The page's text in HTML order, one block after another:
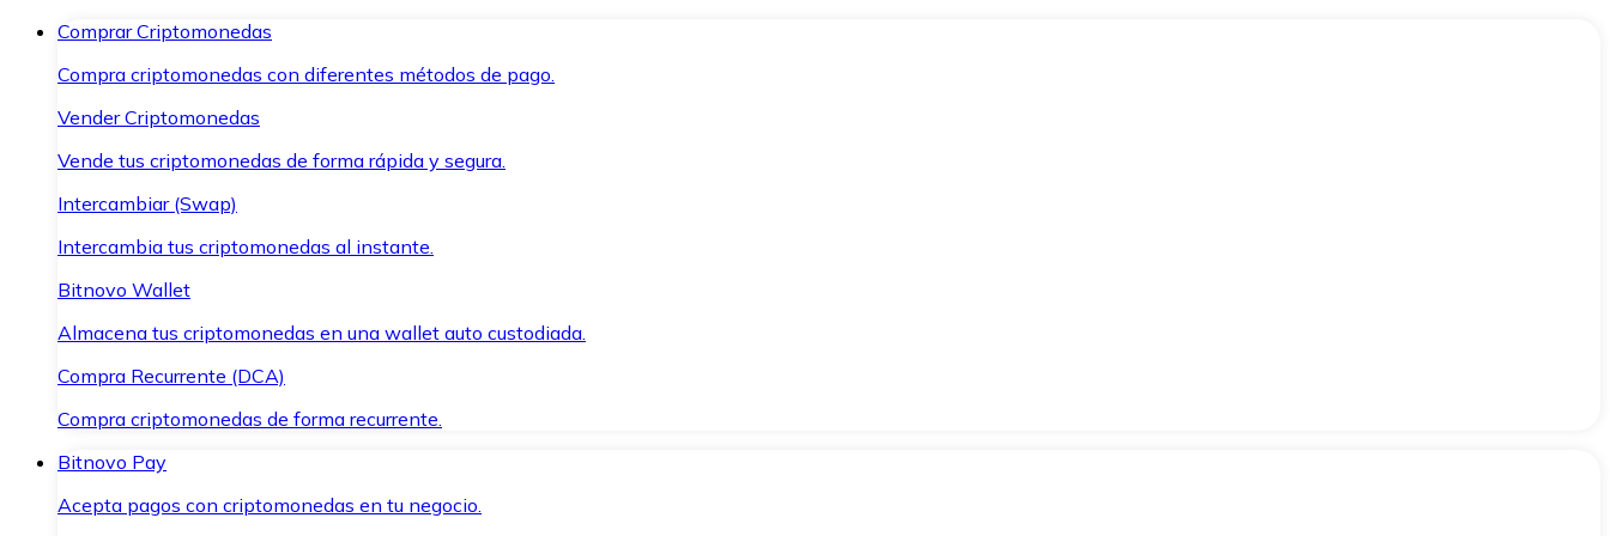
Comprar Criptomonedas
Compra criptomonedas con diferentes métodos de pago.
Vender Criptomonedas
Vende tus criptomonedas de forma rápida y segura.
Intercambiar (Swap)
Intercambia tus criptomonedas al instante.
Bitnovo Wallet
Almacena tus criptomonedas en una wallet auto custodiada.
Compra Recurrente (DCA)
Compra criptomonedas de forma recurrente.
Bitnovo Pay
Acepta pagos con criptomonedas en tu negocio.